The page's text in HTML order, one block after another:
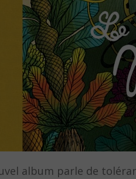
album parle de